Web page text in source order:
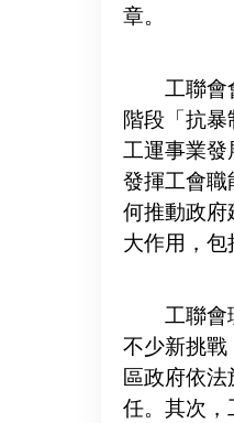
章。
工聯會會
階段「抗
工運事業
發揮工會
何推動政
大作用，包
工聯會理
不少新挑
區政府依
任。其次